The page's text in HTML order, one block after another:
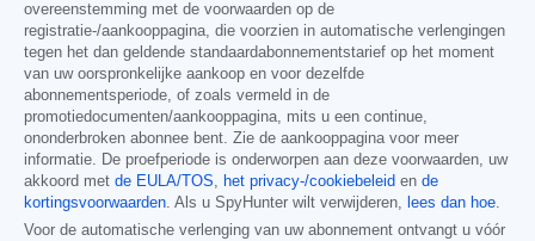
overeenstemming met de voorwaarden op de
registratie-/aankooppagina, die voorzien in automatische verlengingen
tegen het dan geldende standaardabonnementstarief op het moment
van uw oorspronkelijke aankoop en voor dezelfde
abonnementsperiode, of zoals vermeld in de
promotiedocumenten/aankooppagina, mits u een continue,
ononderbroken abonnee bent. Zie de aankooppagina voor meer
informatie. De proefperiode is onderworpen aan deze voorwaarden, uw
akkoord met de EULA/TOS, het privacy-/cookiebeleid en de
kortingsvoorwaarden. Als u SpyHunter wilt verwijderen, lees dan hoe.
Voor de automatische verlenging van uw abonnement ontvangt u vóór